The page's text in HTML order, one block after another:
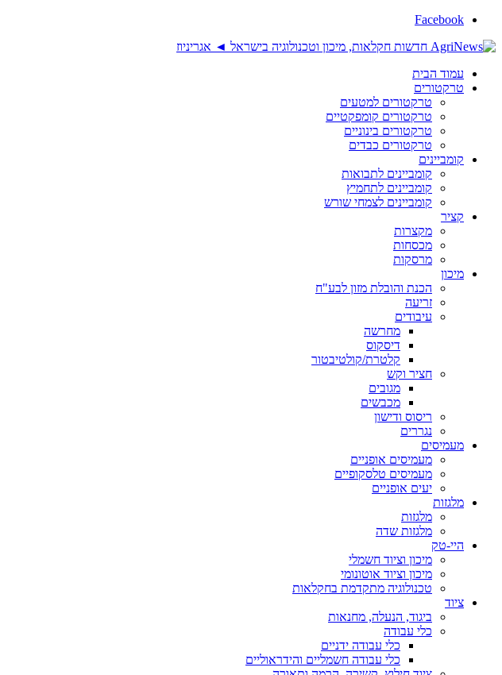
Facebook
עמוד הבית
טרקטורים
טרקטורים למטעים
טרקטורים קומפקטיים
טרקטורים בינוניים
טרקטורים כבדים
קומביינים
קומביינים לתבואות
קומביינים לתחמיץ
קומביינים לצמחי שורש
קציר
מקצרות
מכסחות
מרסקות
מיכון
הכנת והובלת מזון לבע"ח
זריעה
עיבודים
מחרשה
דיסקוס
קלטרת/קולטיבטור
חציר וקש
מגובים
מכבשים
ריסוס ודישון
נגררים
מעמיסים
מעמיסים אופניים
מעמיסים טלסקופיים
יעים אופניים
מלגזות
מלגזות
מלגזות שדה
היי-טק
מיכון וציוד חשמלי
מיכון וציוד אוטונומי
טכנולוגיה מתקדמת בחקלאות
ציוד
ביגוד, הנעלה, מחנאות
כלי עבודה
כלי עבודה ידניים
כלי עבודה חשמליים והידראוליים